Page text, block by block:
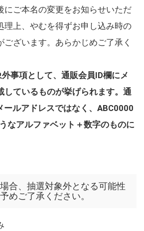
にご本名の変更をお知らせいただ
理上、やむを得ずお申し込み時の
ございます。あらかじめご了承く
事項として、通販会員ID欄にメ
しているものが挙げられます。通
ールアドレスではなく、ABC0000
なアルファベット＋数字のものに
合、抽選対象外となる可能性
めご了承ください。